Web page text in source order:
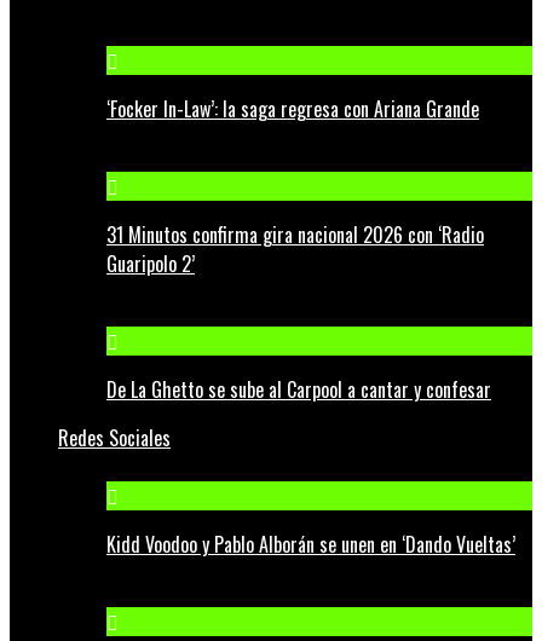
‘Focker In-Law’: la saga regresa con Ariana Grande
31 Minutos confirma gira nacional 2026 con ‘Radio
Guaripolo 2’
De La Ghetto se sube al Carpool a cantar y confesar
Redes Sociales
Kidd Voodoo y Pablo Alborán se unen en ‘Dando Vueltas’